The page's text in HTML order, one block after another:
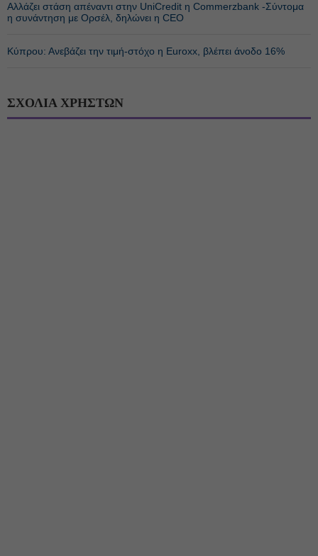
Αλλάζει στάση απέναντι στην UniCredit η Commerzbank -Σύντομα
η συνάντηση με Ορσέλ, δηλώνει η CEO
Κύπρου: Ανεβάζει την τιμή-στόχο η Euroxx, βλέπει άνοδο 16%
ΣΧΟΛΙΑ ΧΡΗΣΤΩΝ